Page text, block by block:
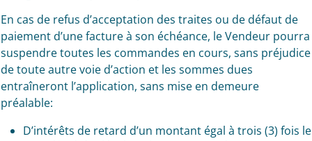
En cas de refus d’acceptation des traites ou de défaut de
paiement d’une facture à son échéance, le Vendeur pourra
suspendre toutes les commandes en cours, sans préjudice
de toute autre voie d’action et les sommes dues
entraîneront l’application, sans mise en demeure
préalable:
D’intérêts de retard d’un montant égal à trois (3) fois le